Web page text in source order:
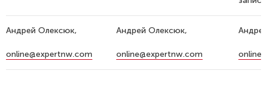
Андрей Олексюк,
online@expertnw.com
Андрей Олексюк,
online@expertnw.com